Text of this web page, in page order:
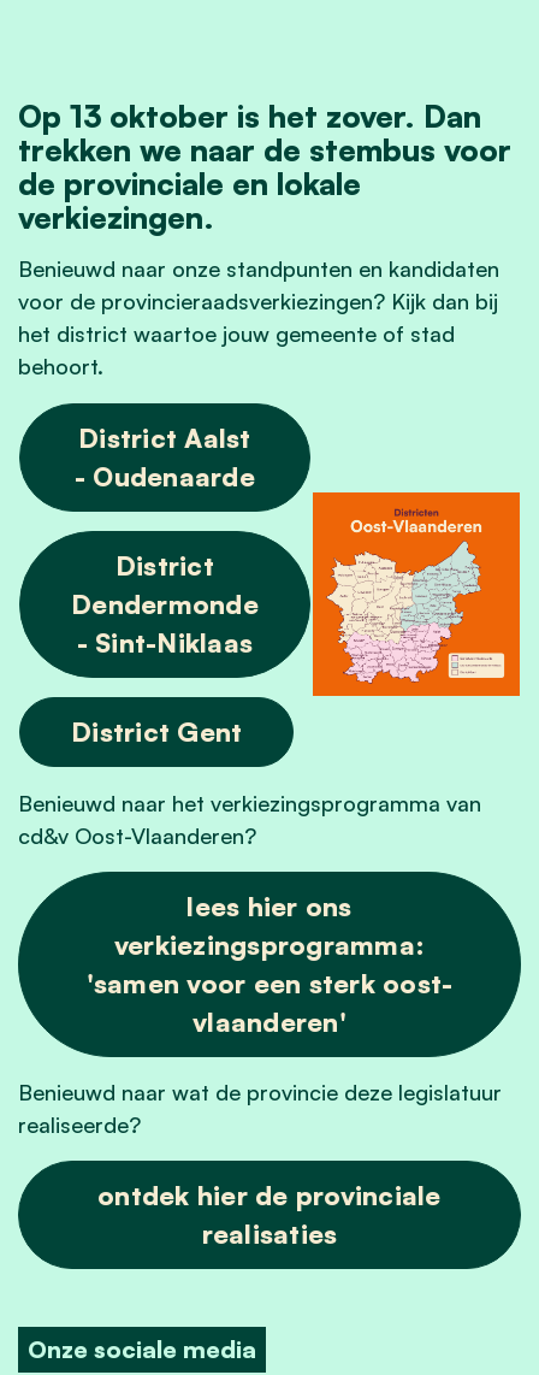
Op 13 oktober is het zover. Dan
trekken we naar de stembus voor
de provinciale en lokale
verkiezingen.
Benieuwd naar onze standpunten en kandidaten
voor de provincieraadsverkiezingen? Kijk dan bij
het district waartoe jouw gemeente of stad
behoort.
District Aalst
- Oudenaarde
District
Dendermonde
- Sint-Niklaas
District Gent
Benieuwd naar het verkiezingsprogramma van
cd&v Oost-Vlaanderen?
lees hier ons
verkiezingsprogramma:
'samen voor een sterk oost-
vlaanderen'
Benieuwd naar wat de provincie deze legislatuur
realiseerde?
ontdek hier de provinciale
realisaties
Onze sociale media